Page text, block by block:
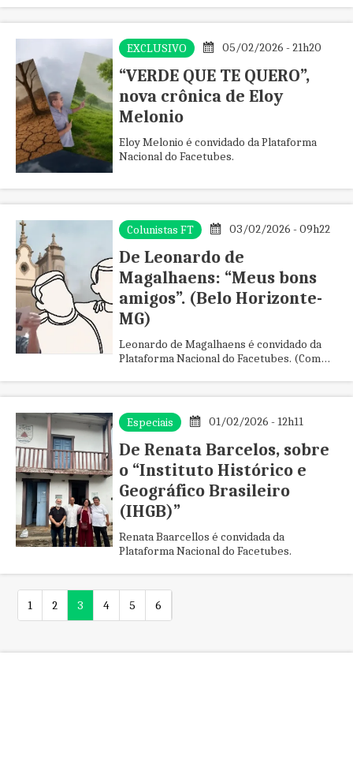
Kaur, sem perder a própria assinatura
lírica.
EXCLUSIVO 05/02/2026 - 21h20
“VERDE QUE TE QUERO”,
nova crônica de Eloy
Melonio
Eloy Melonio é convidado da Plataforma
Nacional do Facetubes.
Colunistas FT 03/02/2026 - 09h22
De Leonardo de
Magalhaens: “Meus bons
amigos”. (Belo Horizonte-
MG)
Leonardo de Magalhaens é convidado da
Plataforma Nacional do Facetubes. (Com
Especiais 01/02/2026 - 12h11
De Renata Barcelos, sobre
o “Instituto Histórico e
Geográfico Brasileiro
(IHGB)”
Renata Baarcellos é convidada da
Plataforma Nacional do Facetubes.
1 2 3 4 5 6